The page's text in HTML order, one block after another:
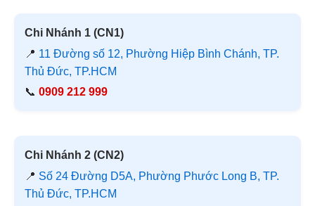
Chi Nhánh 1 (CN1)
📍 11 Đường số 12, Phường Hiệp Bình Chánh, TP.
Thủ Đức, TP.HCM
📞 0909 212 999
Chi Nhánh 2 (CN2)
📍 Số 24 Đường D5A, Phường Phước Long B, TP.
Thủ Đức, TP.HCM